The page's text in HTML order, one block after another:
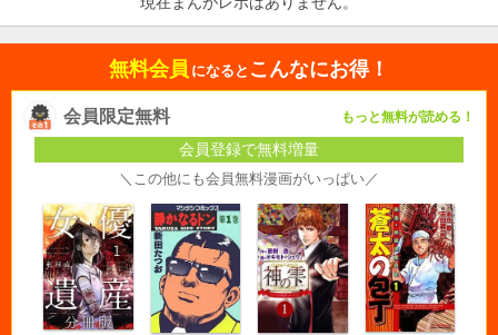
無料会員 になると こんなにお得！
会員限定無料 もっと無料が読める！
会員登録で無料増量
＼この他にも会員無料漫画がいっぱい／